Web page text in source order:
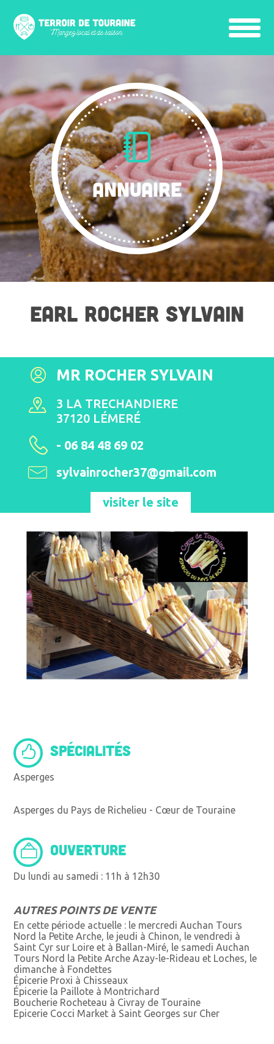
ANNUAIRE
EARL ROCHER SYLVAIN
MR ROCHER SYLVAIN
3 LA TRECHANDIERE
37120 LÉMERÉ
- 06 84 48 69 02
sylvainrocher37@gmail.com
visiter le site
SPÉCIALITÉS
Asperges
Asperges du Pays de Richelieu - Cœur de Touraine
OUVERTURE
Du lundi au samedi : 11h à 12h30
AUTRES POINTS DE VENTE
En cette période actuelle : le mercredi Auchan Tours
Nord la Petite Arche, le jeudi à Chinon, le vendredi à
Saint Cyr sur Loire et à Ballan-Miré, le samedi Auchan
Tours Nord la Petite Arche Azay-le-Rideau et Loches, le
dimanche à Fondettes
Épicerie Proxi à Chisseaux
Épicerie la Paillote à Montrichard
Boucherie Rocheteau à Civray de Touraine
Epicerie Cocci Market à Saint Georges sur Cher